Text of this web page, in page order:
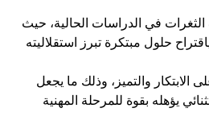
في الدراسات الحالية، حيث
حلول مبتكرة تبرز استقلاليته
الابتكار والتميز، وذلك ما يجعل
يؤهله بقوة للمرحلة المهنية